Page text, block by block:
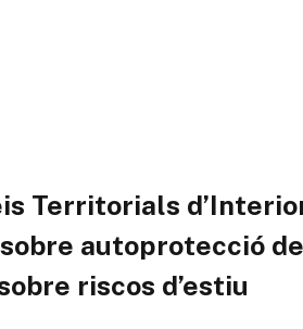
Territorials
autoprotecció
riscos d’estiu